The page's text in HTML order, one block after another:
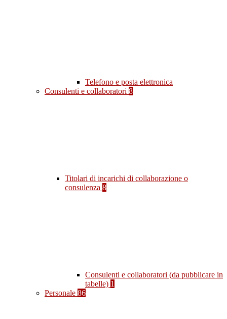
Telefono e posta elettronica
Consulenti e collaboratori 8
Titolari di incarichi di collaborazione o
consulenza 8
Consulenti e collaboratori (da pubblicare in
tabelle) 1
Personale 86